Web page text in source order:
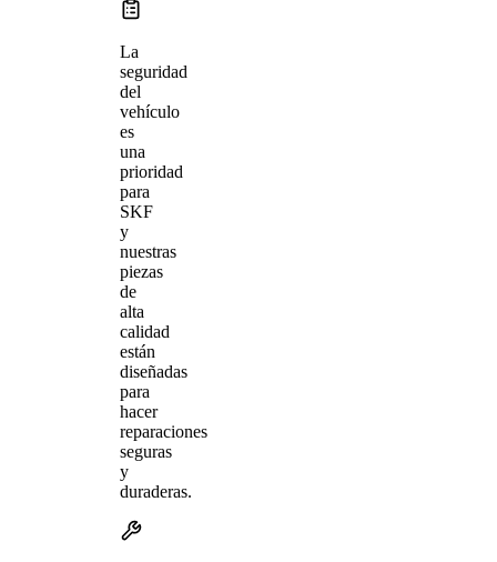
La
seguridad
del
vehículo
es
una
prioridad
para
SKF
y
nuestras
piezas
de
alta
calidad
están
diseñadas
para
hacer
reparaciones
seguras
y
duraderas.